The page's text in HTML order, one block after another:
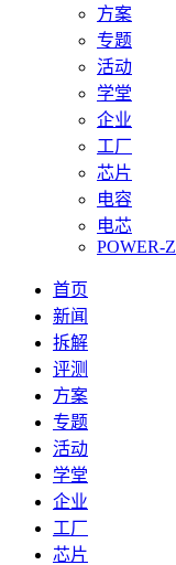
方案
专题
活动
学堂
企业
工厂
芯片
电容
电芯
POWER-Z
首页
新闻
拆解
评测
方案
专题
活动
学堂
企业
工厂
芯片